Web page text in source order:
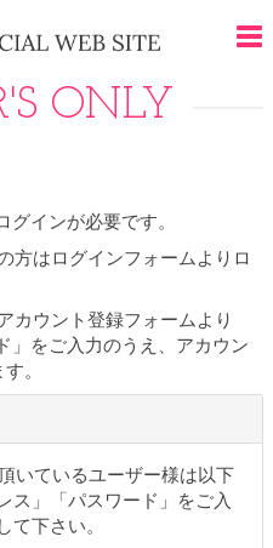
ONLY
インが必要です。
方はログインフォームよりロ
カウント登録フォームより
」をご入力のうえ、アカウン
。
いているユーザー様は以下
ス」「パスワード」をご入
下さい。